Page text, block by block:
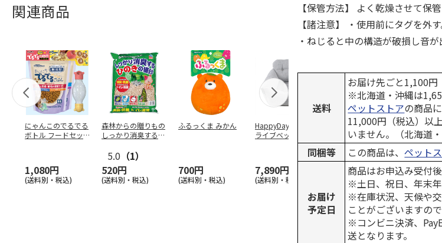
関連商品
にゃんこのでるでる
ボトル フードセッ
1,080円
(送料別・税込)
森林からの贈りもの
しっかり消臭するひ
5.0 （1）
520円
(送料別・税込)
ふるっくま みかん
700円
(送料別・税込)
HappyDays 2wayド
ライブベッド グレ
7,890円
(送料別・税込)
獣医師開発 ニオイ
をとる砂専用 猫ト
イレ ナチュラルグ
レー
1,550円
(送料別・税込)
デオトイ
らない消
ンド 4L
1,320円
(送料別・
【保管方法】 よく乾燥させて保管
【諸注意】 ・使用前にタグを外す
・ねじると中の構造が破損し音
送料
お届け先ごと1,100円
※北海道・沖縄は
ペットストアの商品
11,000円（税込）以
いません。（北海道・
同梱等
この商品は、ペット
お届け
予定日
商品はお申込み受付
※土日、祝日、年末年
※在庫状況、天候や
ことがございますの
※コンビニ決済、
送となります。